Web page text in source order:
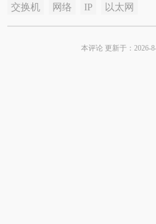
交换机 网络 IP 以太网
本评论 更新于：2026-